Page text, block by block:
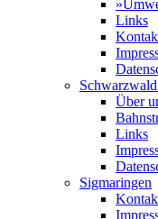
Links
Über
Links
Sigmaringen